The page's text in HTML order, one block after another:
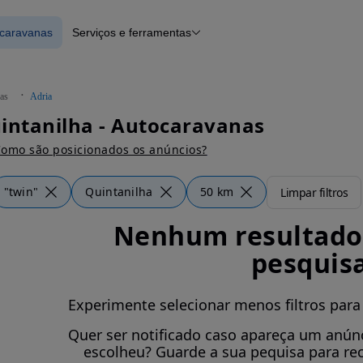
Serviços e ferramentas
Adria
- Autocaravanas
são posicionados os anúncios?
"twin" Quintanilha 50 km Limpar filtros
Nenhum
Experimente selecionar menos filtros
Quer ser notificado caso apareça um
escolheu? Guarde a sua pequisa para